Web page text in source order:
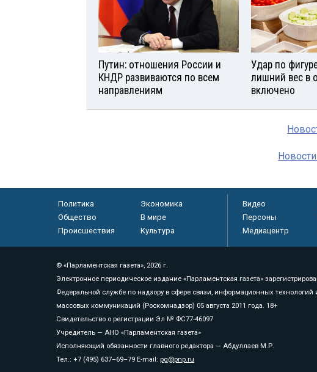
Путин: отношения России и
КНДР развиваются по всем
направлениям
Удар по
лишний вес в
включено
Политика
Экономика
Общество
В мире
Происшествия
Культура
Видео
Персоны
Медиацентр
© «Парламентская газета», 2026 г.
Электронное периодическое издание «Парламентская газета»
Федеральной службе по надзору в сфере связи, информационных технологий
массовых коммуникаций (Роскомнадзор) 05 августа 2011 года. 18+
Свидетельство о регистрации Эл № ФС77-46097
Учредитель — АНО «Парламентская газета»
Исполняющий обязанности главного редактора — Абдуллаев М.Р.
Тел.: +7 (495) 637–69–79 E-mail: pg@pnp.ru